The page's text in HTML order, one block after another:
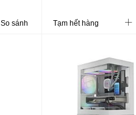
So sánh Tạm hết hàng